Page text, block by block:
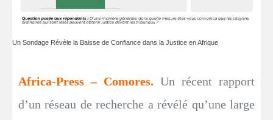
Un Sondage Révèle la Baisse de Confiance dans la Justice en Afrique
Africa-Press – Comores. Un récent rapport
d’un réseau de recherche a révélé qu’une large